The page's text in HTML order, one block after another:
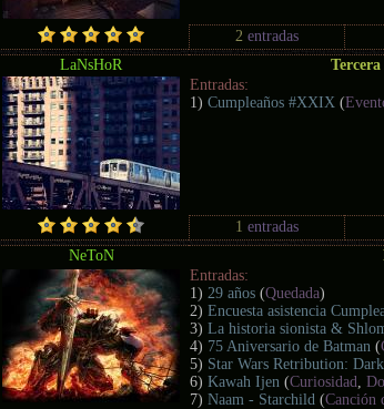
2 entradas
LaNsHoR
Tercera
Entradas:
1)Cumpleaños #XXIX (
1 entradas
NeToN
Entradas:
1) 29 años (Quedada)
2)Encuesta asistencia
3)La historia sionista &
4) 75 Aniversario de Batman (
5) Star Wars Retribution:
6)Kawah Ijen(Curiosidad ,
7)Naam - Starchild (Canción